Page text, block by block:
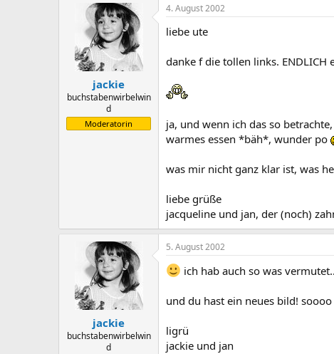
jackie
buchstabenwirbelwin
d
Moderatorin
4. August 2002
liebe ute
danke f die tollen links.
ja, und wenn ich das so
warmes essen *bäh*, wunder po
was mir nicht ganz klar ist, was
liebe grüße
jacqueline und jan, der (noch)
jackie
buchstabenwirbelwin
d
5. August 2002
ich hab auch so was
und du hast ein neues bild!
ligrü
jackie und jan